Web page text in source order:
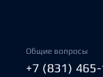
Общие вопросы
+7 (831)